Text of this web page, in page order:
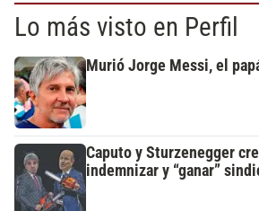
Lo más visto en Perfil
Murió Jorge Messi, el
Caputo y Sturzenegger
indemnizar y “ganar”